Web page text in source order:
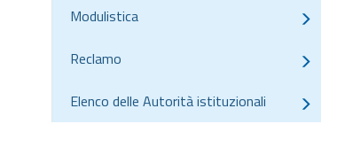
Modulistica
Reclamo
Elenco delle Autorità istituzionali